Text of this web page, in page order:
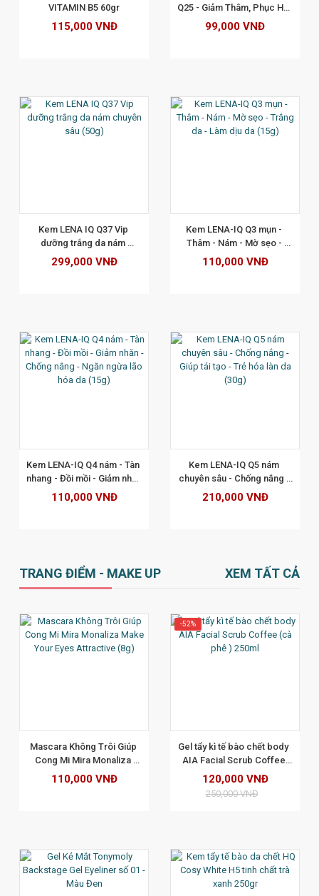
VITAMIN B5 60gr
115,000 VNĐ
Q25 - Giảm Thâm, Phục Hồi,
Tái Tạo Da, Mờ Nhăn Quầng
Mắt 18g
99,000 VNĐ
Kem LENA IQ Q37 Vip
dưỡng trắng da nám
chuyên sâu (50g)
299,000 VNĐ
Kem LENA-IQ Q3 mụn -
Thâm - Nám - Mờ sẹo -
Trắng da - Làm dịu da (15g)
110,000 VNĐ
Kem LENA-IQ Q4 nám - Tàn
nhang - Đồi mồi - Giảm nhăn
- Chống nắng - Ngăn ngừa
lão hóa da (15g)
110,000 VNĐ
Kem LENA-IQ Q5 nám
chuyên sâu - Chống nắng -
Giúp tái tạo - Trẻ hóa làn da
210,000 VNĐ
TRANG ĐIỂM - MAKE UP XEM TẤT CẢ
Mascara Không Trôi Giúp
Cong Mi Mira Monaliza
Make Your Eyes Attractive
110,000 VNĐ
-52%
Gel tẩy kì tế bào chết body
AIA Facial Scrub Coffee
(cà phê ) 250ml
120,000 VNĐ
250,000 VNĐ